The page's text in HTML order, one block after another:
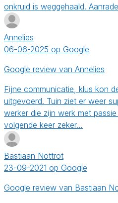
onkruid is weggehaald.
Annelies
06-06-2025 op Google
Google review van Annelies
Fijne communicatie, klus kon
uitgevoerd. Tuin ziet er weer
werker die zijn werk met
volgende keer zeker…
Bastiaan Nottrot
23-09-2021 op Google
Google review van Bastiaan